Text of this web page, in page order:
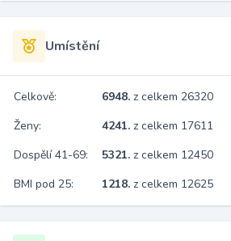
Umístění
Celkově: 6948. z celkem 26320
Ženy:
4241. z celkem 17611
Dospělí 41-69:
5321. z celkem 12450
BMI pod 25:
1218. z celkem 12625